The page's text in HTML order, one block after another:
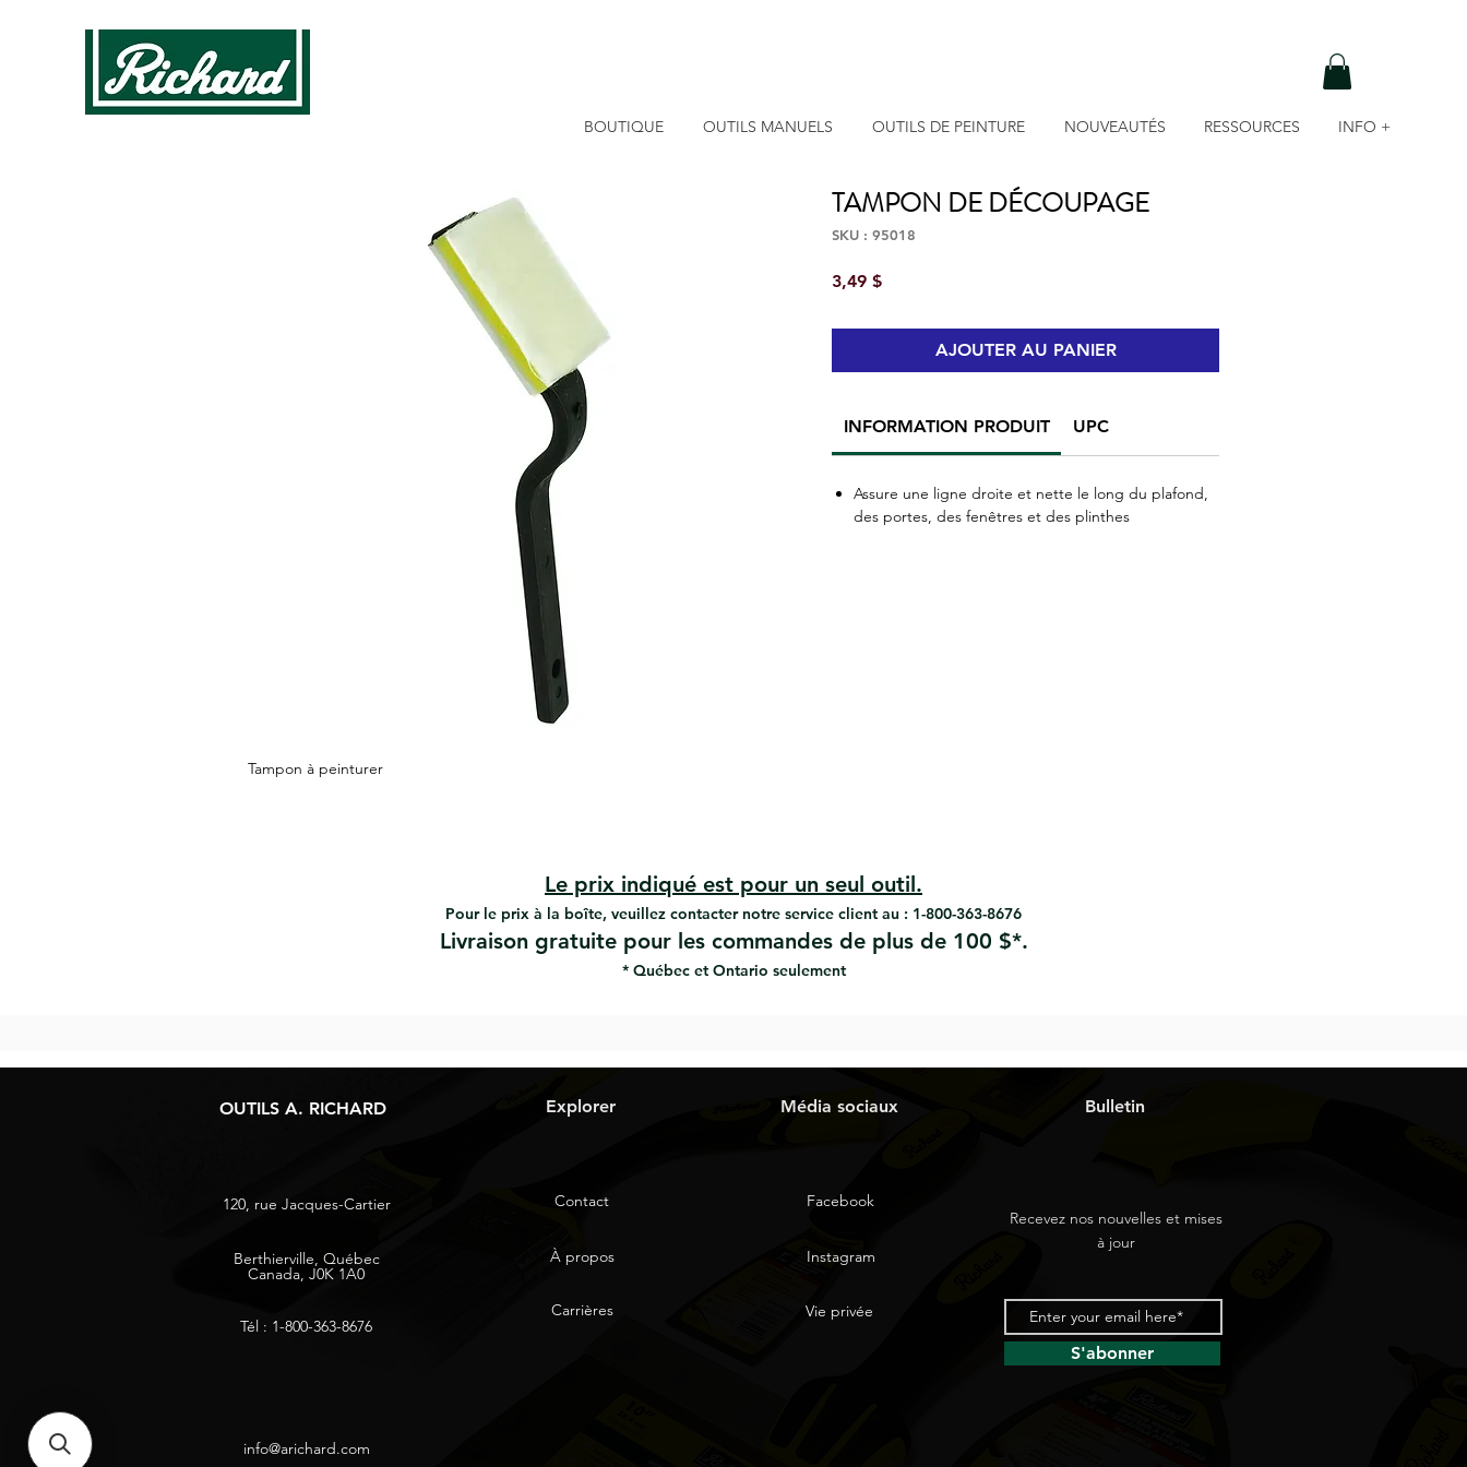
BOUTIQUE OUTILS MANUELS OUTILS DE PEINTURE NOUVEAUTÉS RESSOURCES INFO +
Tampon à peinturer
TAMPON DE DÉCOUPAGE
SKU : 95018
3,49 $Prix
AJOUTER AU PANIER
INFORMATION PRODUIT UPC
Assure une ligne droite et nette le long du plafond,
des portes, des fenêtres et des plinthes
Le prix indiqué est pour un seul outil.
Pour le prix à la boîte, veuillez contacter notre service client au : 1-800-363-8676
Livraison gratuite pour les commandes de plus de 100 $*.
* Québec et Ontario seulement
OUTILS A. RICHARD
120, rue Jacques-Cartier
Berthierville, Québec
Canada, J0K 1A0
Tél : 1-800-363-8676
Explorer
Contact
À propos
Carrières
Média sociaux
Facebook
Instagram
Vie privée
Bulletin
Recevez nos nouvelles et mises
à jour
S'abonner
info@arichard.com